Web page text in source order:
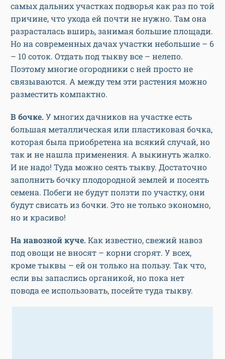
самых дальних участках подворья как раз по той
причине, что ухода ей почти не нужно. Там она
разрасталась вширь, занимая большие площади.
Но на современных дачах участки небольшие – 6
– 10 соток. Отдать под тыкву все – нелепо.
Поэтому многие огородники с ней просто не
связываются. А между тем эти растения можно
разместить компактно.
В бочке.У многих дачников на участке есть
большая металлическая или пластиковая бочка,
которая была приобретена на всякий случай, но
так и не нашла применения. А выкинуть жалко.
И не надо! Туда можно сеять тыкву. Достаточно
заполнить бочку плодородной землей и посеять
семена. Побеги не будут ползти по участку, они
будут свисать из бочки. Это не только экономно,
но и красиво!
На навозной куче.Как известно, свежий навоз
под овощи не вносят – корни сгорят. У всех,
кроме тыквы – ей он только на пользу. Так что,
если вы запаслись органикой, но пока нет
повода ее использовать, посейте туда тыкву.